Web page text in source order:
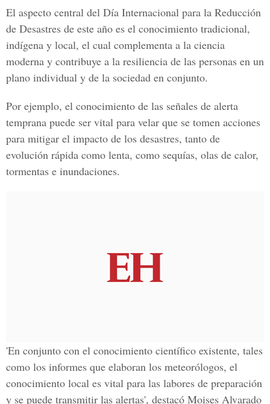
El aspecto central del Día Internacional para la Reducción
de Desastres de este año es el conocimiento tradicional,
indígena y local, el cual complementa a la ciencia
moderna y contribuye a la resiliencia de las personas en un
plano individual y de la sociedad en conjunto.
Por ejemplo, el conocimiento de las señales de alerta
temprana puede ser vital para velar que se tomen acciones
para mitigar el impacto de los desastres, tanto de
evolución rápida como lenta, como sequías, olas de calor,
tormentas e inundaciones.
'En conjunto con el conocimiento científico existente, tales
como los informes que elaboran los meteorólogos, el
conocimiento local es vital para las labores de preparación
y se puede transmitir las alertas', destacó Moises Alvarado